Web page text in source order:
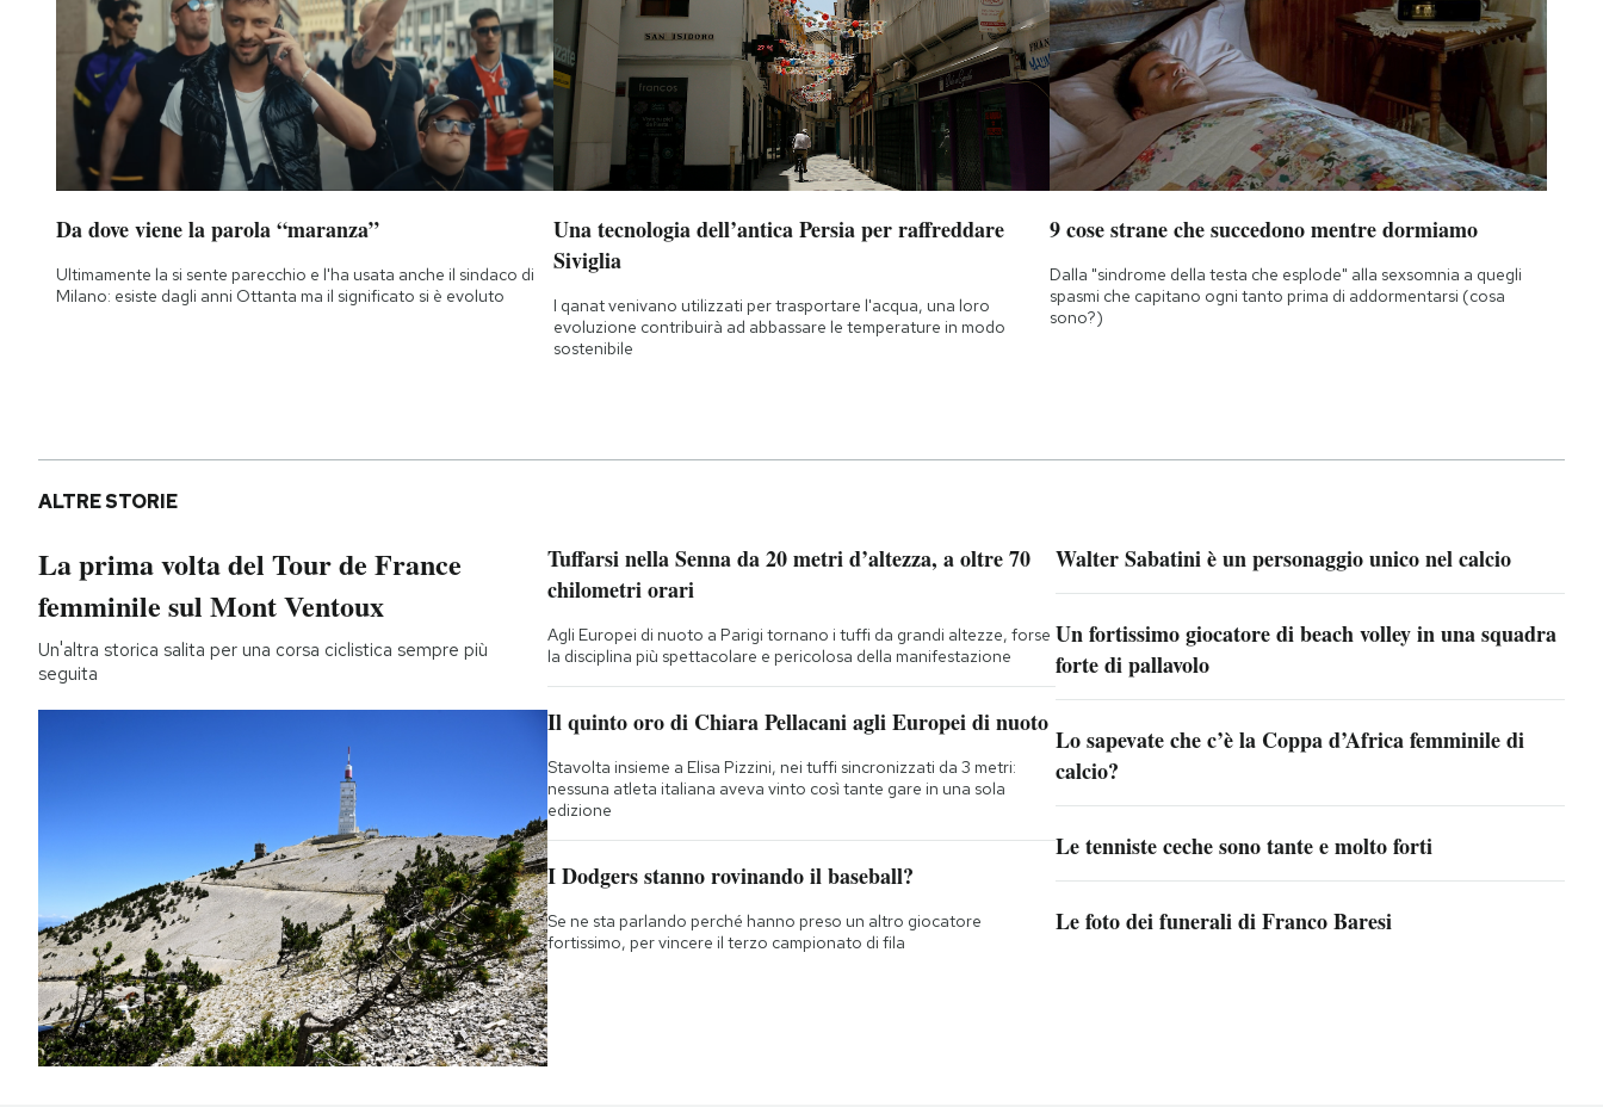
Da dove viene la parola “maranza”
Ultimamente la si sente parecchio e l'ha usata anche il sindaco di
Milano: esiste dagli anni Ottanta ma il significato si è evoluto
Una tecnologia dell’antica Persia per raffreddare
Siviglia
I qanat venivano utilizzati per trasportare l'acqua, una loro
evoluzione contribuirà ad abbassare le temperature in modo
sostenibile
9 cose strane che succedono mentre dormiamo
Dalla "sindrome della testa che esplode" alla sexsomnia a quegli
spasmi che capitano ogni tanto prima di addormentarsi (cosa
sono?)
ALTRE STORIE
La prima volta del Tour de France
femminile sul Mont Ventoux
Un'altra storica salita per una corsa ciclistica sempre più
seguita
Tuffarsi nella Senna da 20 metri d’altezza, a oltre 70
chilometri orari
Agli Europei di nuoto a Parigi tornano i tuffi da grandi altezze, forse
la disciplina più spettacolare e pericolosa della manifestazione
Il quinto oro di Chiara Pellacani agli Europei di nuoto
Stavolta insieme a Elisa Pizzini, nei tuffi sincronizzati da 3 metri:
nessuna atleta italiana aveva vinto così tante gare in una sola
edizione
I Dodgers stanno rovinando il baseball?
Se ne sta parlando perché hanno preso un altro giocatore
fortissimo, per vincere il terzo campionato di fila
Walter Sabatini è un personaggio unico nel calcio
Un fortissimo giocatore di beach volley in una squadra
forte di pallavolo
Lo sapevate che c’è la Coppa d’Africa femminile di
calcio?
Le tenniste ceche sono tante e molto forti
Le foto dei funerali di Franco Baresi